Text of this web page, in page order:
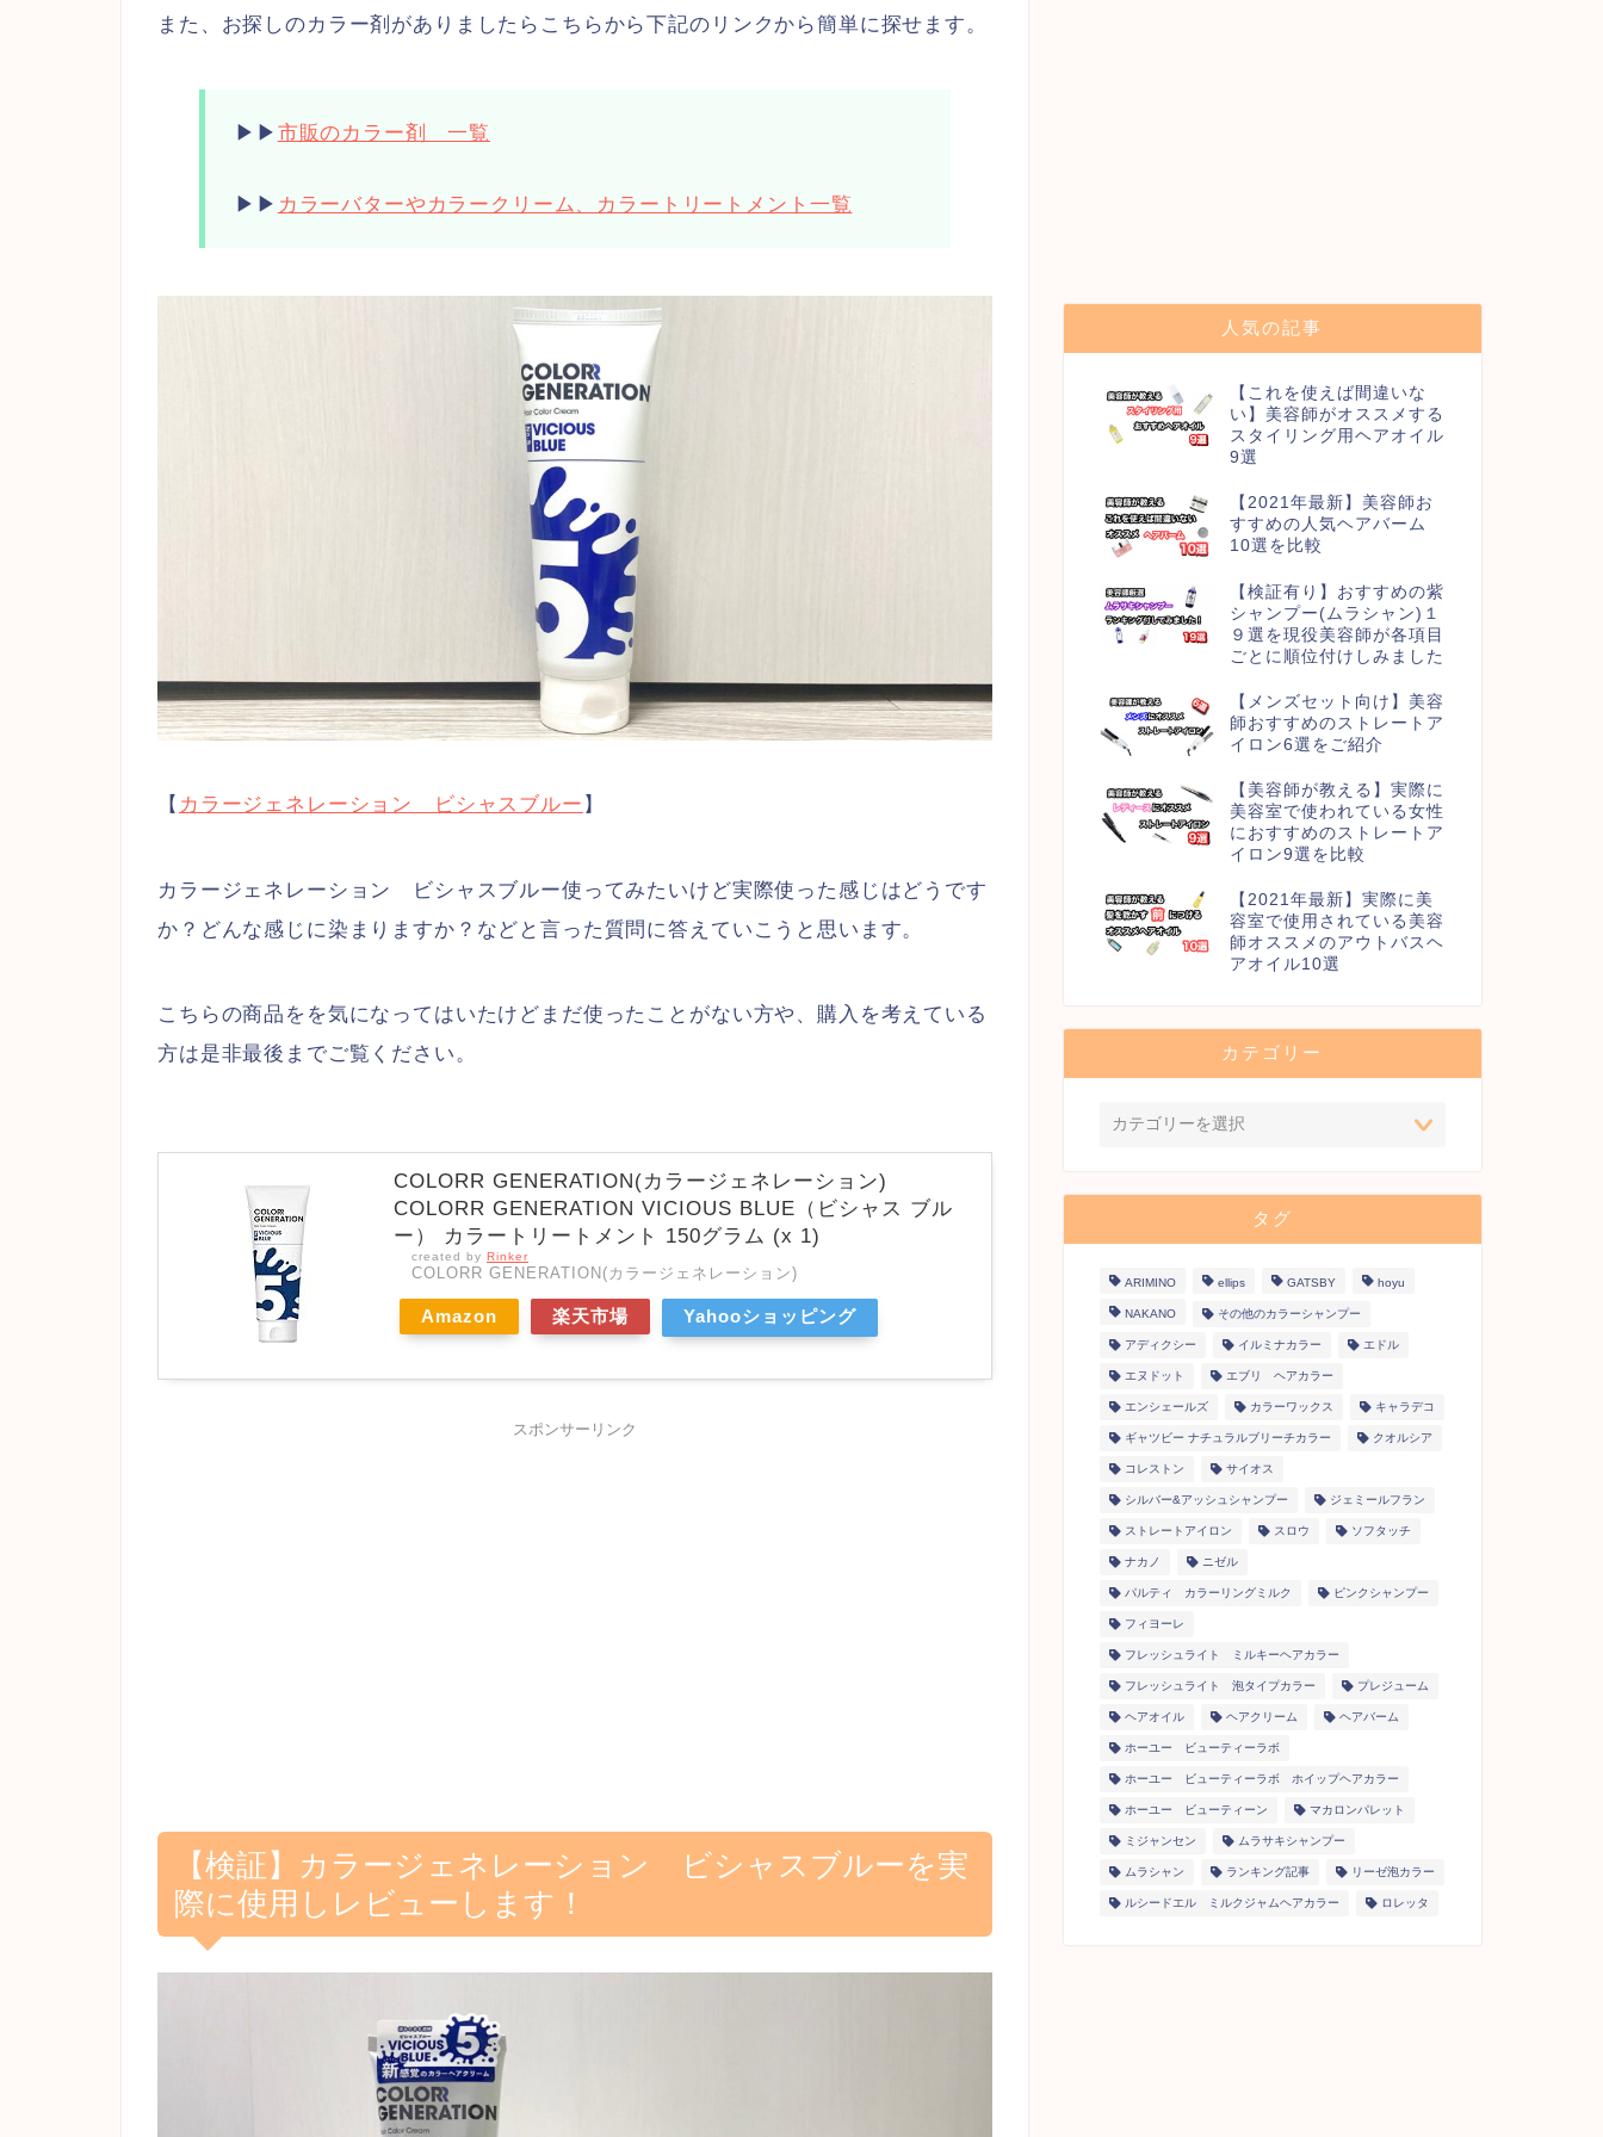
また、お探しのカラー剤がありましたらこちらから下記のリンクから簡単に探せます。
▶︎▶︎ 市販のカラー剤 一覧
▶︎▶︎ カラーバターやカラークリーム、カラートリートメント一覧
【 カラージェネレーション ビシャスブルー 】
カラージェネレーション ビシャスブルー使ってみたいけど実際使った感じはどうです
か？どんな感じに染まりますか？などと言った質問に答えていこうと思います。
こちらの商品をを気になってはいたけどまだ使ったことがない方や、購入を考えている
方は是非最後までご覧ください。
COLORR GENERATION(カラージェネレーション)
COLORR GENERATION VICIOUS BLUE（ビシャス ブル
ー） カラートリートメント 150グラム (x 1)
created by Rinker
COLORR GENERATION(カラージェネレーション)
Amazon 楽天市場 Yahooショッピング
スポンサーリンク
【検証】カラージェネレーション ビシャスブルーを実
際に使用しレビューします！
人気の記事
【これを使えば間違いな
い】美容師がオススメする
スタイリング用ヘアオイル
9選
【2021年最新】美容師お
すすめの人気ヘアバーム
10選を比較
【検証有り】おすすめの紫
シャンプー(ムラシャン)１
９選を現役美容師が各項目
ごとに順位付けしみました
【メンズセット向け】美容
師おすすめのストレートア
イロン6選をご紹介
【美容師が教える】実際に
美容室で使われている女性
におすすめのストレートア
イロン9選を比較
【2021年最新】実際に美
容室で使用されている美容
師オススメのアウトバスヘ
アオイル10選
カテゴリー
タグ
ARIMINO ellips GATSBY hoyu
NAKANO その他のカラーシャンプー
アディクシー イルミナカラー エドル
エヌドット エブリ ヘアカラー
エンシェールズ カラーワックス キャラデコ
ギャツビー ナチュラルブリーチカラー クオルシア
コレストン サイオス
シルバー&アッシュシャンプー ジェミールフラン
ストレートアイロン スロウ ソフタッチ
ナカノ ニゼル
パルティ カラーリングミルク ピンクシャンプー
フィヨーレ
フレッシュライト ミルキーヘアカラー
フレッシュライト 泡タイプカラー プレジューム
ヘアオイル ヘアクリーム ヘアバーム
ホーユー ビューティーラボ
ホーユー ビューティーラボ ホイップヘアカラー
ホーユー ビューティーン マカロンパレット
ミジャンセン ムラサキシャンプー
ムラシャン ランキング記事 リーゼ泡カラー
ルシードエル ミルクジャムヘアカラー ロレッタ